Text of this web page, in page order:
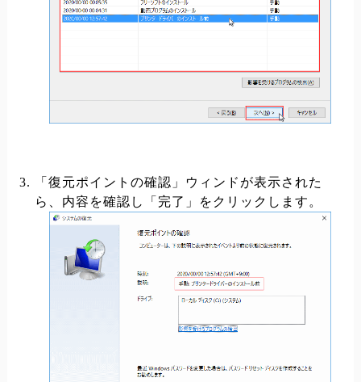
「復元ポイントの確認」ウィンドが表示された
ら、内容を確認し「完了」をクリックします。